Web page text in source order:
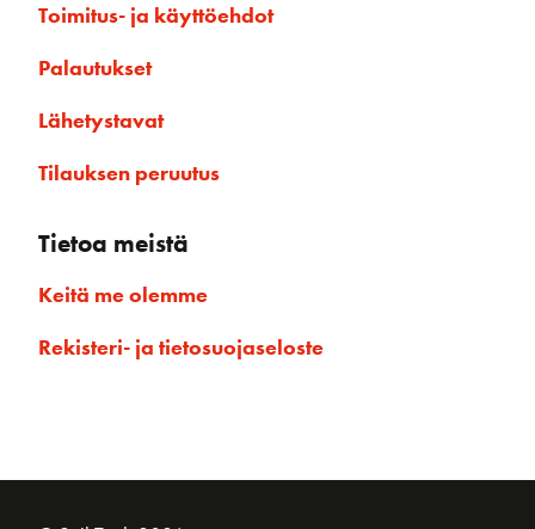
Toimitus- ja käyttöehdot
Palautukset
Lähetystavat
Tilauksen peruutus
Tietoa meistä
Keitä me olemme
Rekisteri- ja tietosuojaseloste